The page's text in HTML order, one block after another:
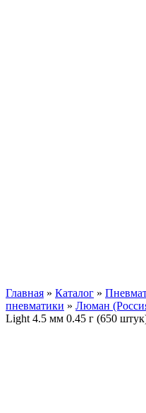
Главная » Каталог »
пневматики » Люман
Light 4.5 мм 0.45 г (650